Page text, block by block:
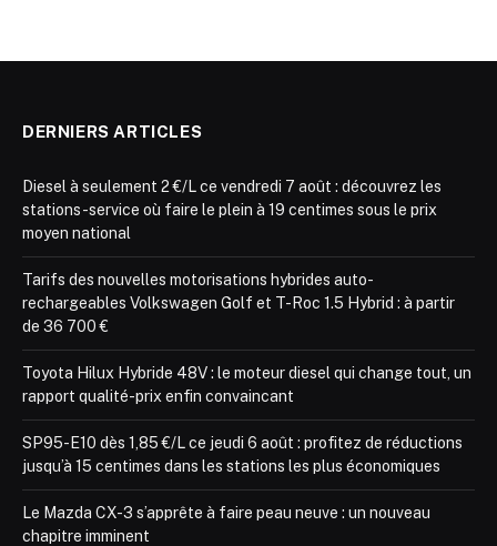
DERNIERS ARTICLES
Diesel à seulement 2 €/L ce vendredi 7 août : découvrez les
stations-service où faire le plein à 19 centimes sous le prix
moyen national
Tarifs des nouvelles motorisations hybrides auto-
rechargeables Volkswagen Golf et T-Roc 1.5 Hybrid : à partir
de 36 700 €
Toyota Hilux Hybride 48V : le moteur diesel qui change tout, un
rapport qualité-prix enfin convaincant
SP95-E10 dès 1,85 €/L ce jeudi 6 août : profitez de réductions
jusqu’à 15 centimes dans les stations les plus économiques
Le Mazda CX-3 s’apprête à faire peau neuve : un nouveau
chapitre imminent